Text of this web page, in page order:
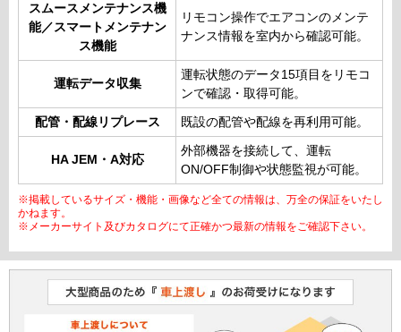
スムースメンテナンス機
能／スマートメンテナン
ス機能
リモコン操作でエアコンのメンテ
ナンス情報を室内から確認可能。
運転データ収集
運転状態のデータ15項目をリモコ
ンで確認・取得可能。
配管・配線リプレース 既設の配管や配線を再利用可能。
HA JEM・A対応
外部機器を接続して、運転
ON/OFF制御や状態監視が可能。
※掲載しているサイズ・機能・画像など全ての情報は、万全の保証をいたし
かねます。
※メーカーサイト及びカタログにて正確かつ最新の情報をご確認下さい。